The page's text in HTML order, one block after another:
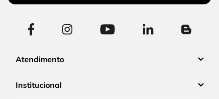
Atendimento
Institucional